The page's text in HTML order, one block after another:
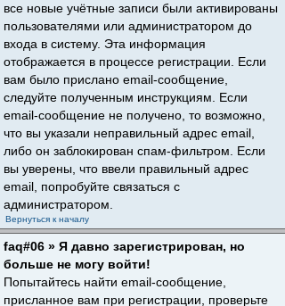
все новые учётные записи были активированы
пользователями или администратором до
входа в систему. Эта информация
отображается в процессе регистрации. Если
вам было прислано email-сообщение,
следуйте полученным инструкциям. Если
email-сообщение не получено, то возможно,
что вы указали неправильный адрес email,
либо он заблокирован спам-фильтром. Если
вы уверены, что ввели правильный адрес
email, попробуйте связаться с
администратором.
Вернуться к началу
faq#06 » Я давно зарегистрирован, но
больше не могу войти!
Попытайтесь найти email-сообщение,
присланное вам при регистрации, проверьте